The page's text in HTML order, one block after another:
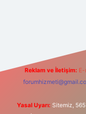
Reklam ve İletişim:
Yasal Uyarı: Sitemiz,